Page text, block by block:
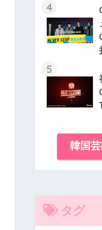
4
5
韓国
タグ